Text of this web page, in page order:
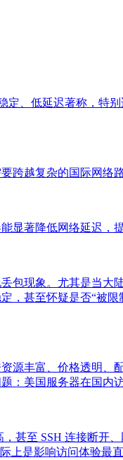
、低延迟著称，特
跨越复杂的国际网络
显著降低网络延迟，
现象。尤其是当
甚至怀疑是否“被
丰富、价格透明
美国服务器在国内
甚至 SSH 连接断开
是影响访问体验最